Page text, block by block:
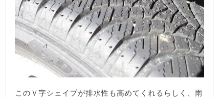
このＶ字シェイプが排水性も高めてくれるらしく、雨